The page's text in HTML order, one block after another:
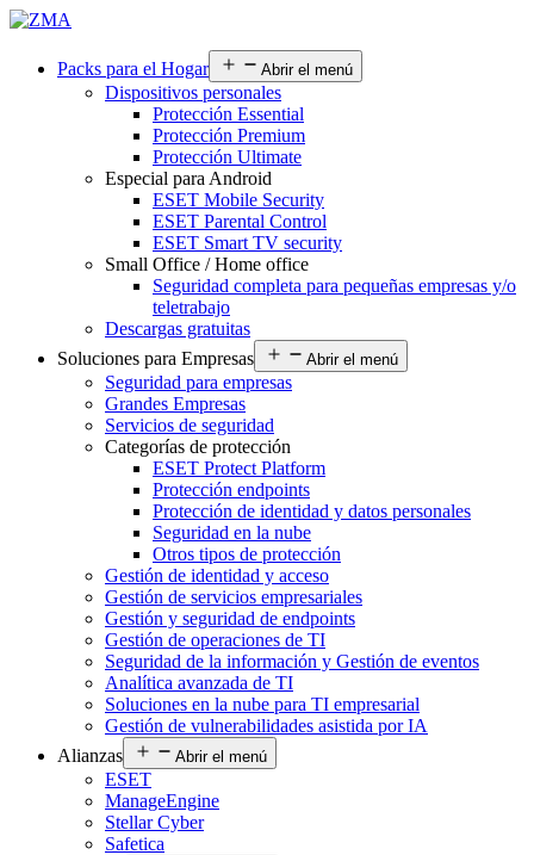
Packs para el Hogar Abrir el menú
Dispositivos personales
Protección Essential
Protección Premium
Protección Ultimate
Especial para Android
ESET Mobile Security
ESET Parental Control
ESET Smart TV security
Small Office / Home office
Seguridad completa para pequeñas empresas y/o
teletrabajo
Descargas gratuitas
Soluciones para Empresas
Abrir el menú
Seguridad para empresas
Grandes Empresas
Servicios de seguridad
Categorías de protección
ESET Protect Platform
Protección endpoints
Protección de identidad y datos personales
Seguridad en la nube
Otros tipos de protección
Gestión de identidad y acceso
Gestión de servicios empresariales
Gestión y seguridad de endpoints
Gestión de operaciones de TI
Seguridad de la información y Gestión de eventos
Analítica avanzada de TI
Soluciones en la nube para TI empresarial
Gestión de vulnerabilidades asistida por IA
Alianzas
Abrir el menú
ESET
ManageEngine
Stellar Cyber
Safetica